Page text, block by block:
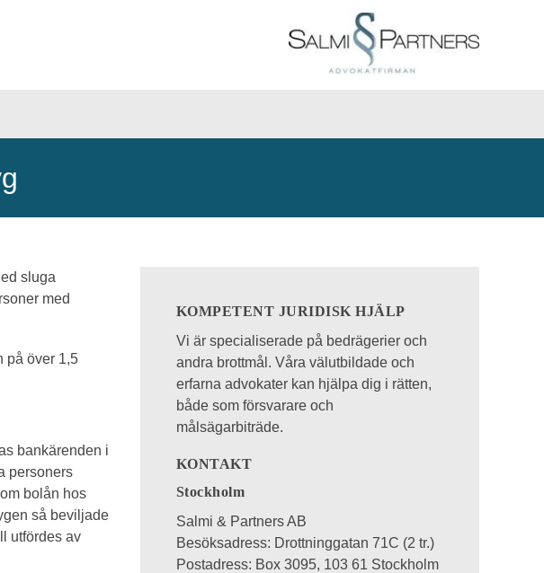
sluga
med
på över 1,5
bankärenden i
personers
bolån hos
så beviljade
utfördes av
KOMPETENT JURIDISK HJÄLP
Vi är specialiserade på bedrägerier och
andra brottmål. Våra välutbildade och
erfarna advokater kan hjälpa dig i rätten,
både som försvarare och
målsägarbiträde.
KONTAKT
Stockholm
Salmi & Partners AB
Besöksadress: Drottninggatan 71C (2 tr.)
Postadress: Box 3095, 103 61 Stockholm